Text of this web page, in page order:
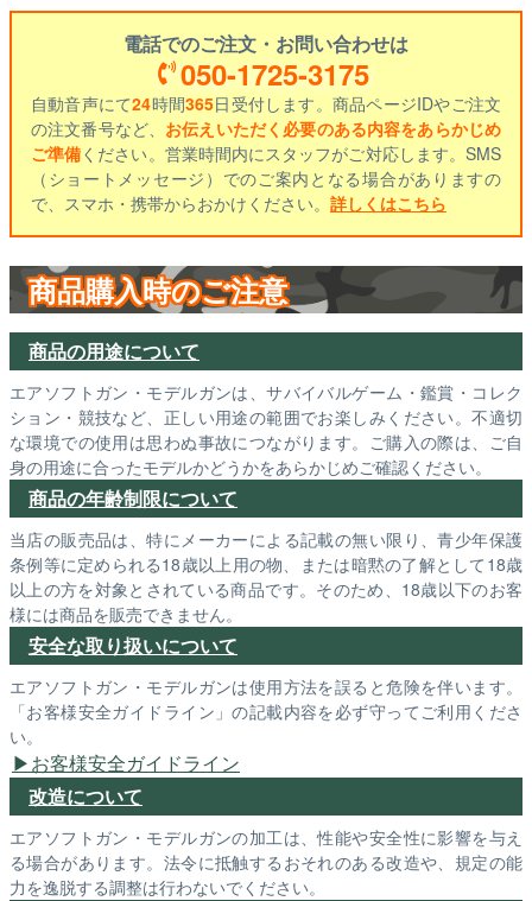
電話でのご注文・お問い合わせは
050-1725-3175
自動音声にて24時間365日受付します。商品ページIDやご注文
の注文番号など、 お伝えいただく必要のある内容をあらかじめ
ご準備ください。営業時間内にスタッフがご対応します。SMS
（ショートメッセージ）でのご案内となる場合がありますの
で、スマホ・携帯からおかけください。 詳しくはこちら
商品購入時のご注意
商品の用途について
エアソフトガン・モデルガンは、サバイバルゲーム・鑑賞・コレク
ション・競技など、正しい用途の範囲でお楽しみください。不適切
な環境での使用は思わぬ事故につながります。ご購入の際は、ご自
身の用途に合ったモデルかどうかをあらかじめご確認ください。
商品の年齢制限について
当店の販売品は、特にメーカーによる記載の無い限り、青少年保護
条例等に定められる18歳以上用の物、または暗黙の了解として18歳
以上の方を対象とされている商品です。そのため、18歳以下のお客
様には商品を販売できません。
安全な取り扱いについて
エアソフトガン・モデルガンは使用方法を誤ると危険を伴います。
「お客様安全ガイドライン」の記載内容を必ず守ってご利用くださ
い。
お客様安全ガイドライン
改造について
エアソフトガン・モデルガンの加工は、性能や安全性に影響を与え
る場合があります。法令に抵触するおそれのある改造や、規定の能
力を逸脱する調整は行わないでください。